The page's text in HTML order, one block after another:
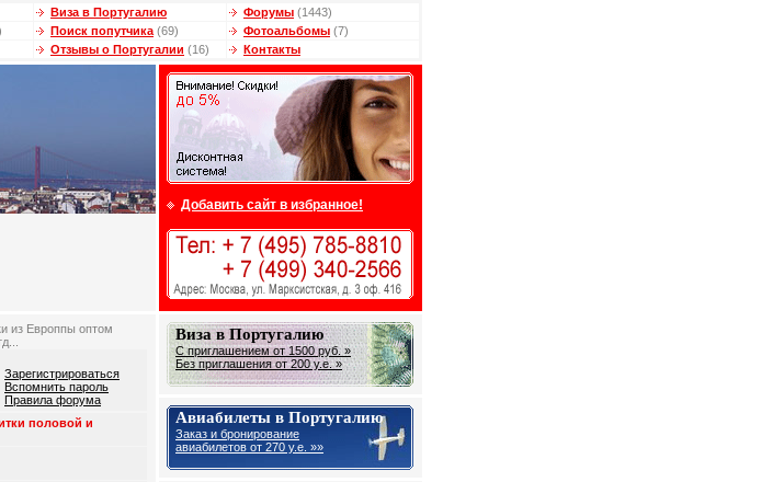
Виза в Португалию Форумы (1443)
Поиск попутчика (69) Фотоальбомы (7)
Отзывы о Португалии (16) Контакты
Добавить сайт в избранное!
из Европпы оптом
Зарегистрироваться
Вспомнить пароль
Правила форума
половой и
Виза в Португалию
С приглашением от 1500 руб. »
Без приглашения от 200 у.е. »
Авиабилеты в Португалию
Заказ и бронирование
авиабилетов от 270 у.е. »»